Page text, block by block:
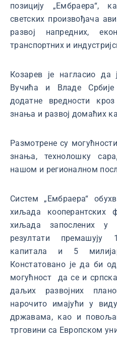
позицију „Ембраера“,
светских произвођача
развој напредних,
транспортних и
Козарев је нагласио да
Вучића и Владе
додатне вредности
знања и развој домаћих
Размотрене су
знања, технолошку
нашом и регионалном
Систем „Ембраера“
хиљада
хиљада запослених у
резултати премашују
капитала и 5
Констатовано је да би
могућност да се и
даљих развојних
нарочито имајући у
државама, као и
трговини са Европском